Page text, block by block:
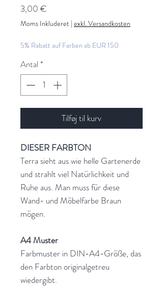
3,00 €
Moms Inkluderet | exkl. Versandkosten
5% Rabatt auf Farben ab EUR 150
Antal *
Tilføj til kurv
DIESER FARBTON
Terra sieht aus wie helle Gartenerde
und strahlt viel Natürlichkeit und
Ruhe aus. Man muss für diese
Wand- und Möbelfarbe Braun
mögen.
A4 Muster
Farbmuster in DIN-A4-Größe, das
den Farbton originalgetreu
wiedergibt.